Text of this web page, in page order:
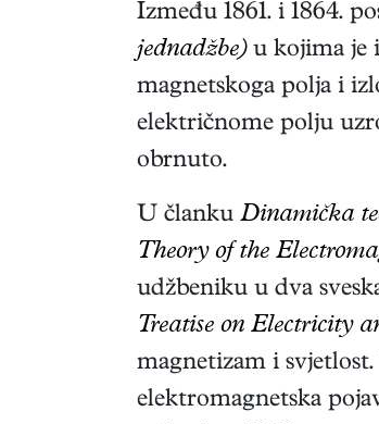
Između 1861. i 1864.
jednadžbe)u kojima je
magnetskoga polja i
električnome polju
obrnuto.
U članku Dinamička
Theory of the
udžbeniku u dva
Treatise on Electricity
magnetizam i
elektromagnetska